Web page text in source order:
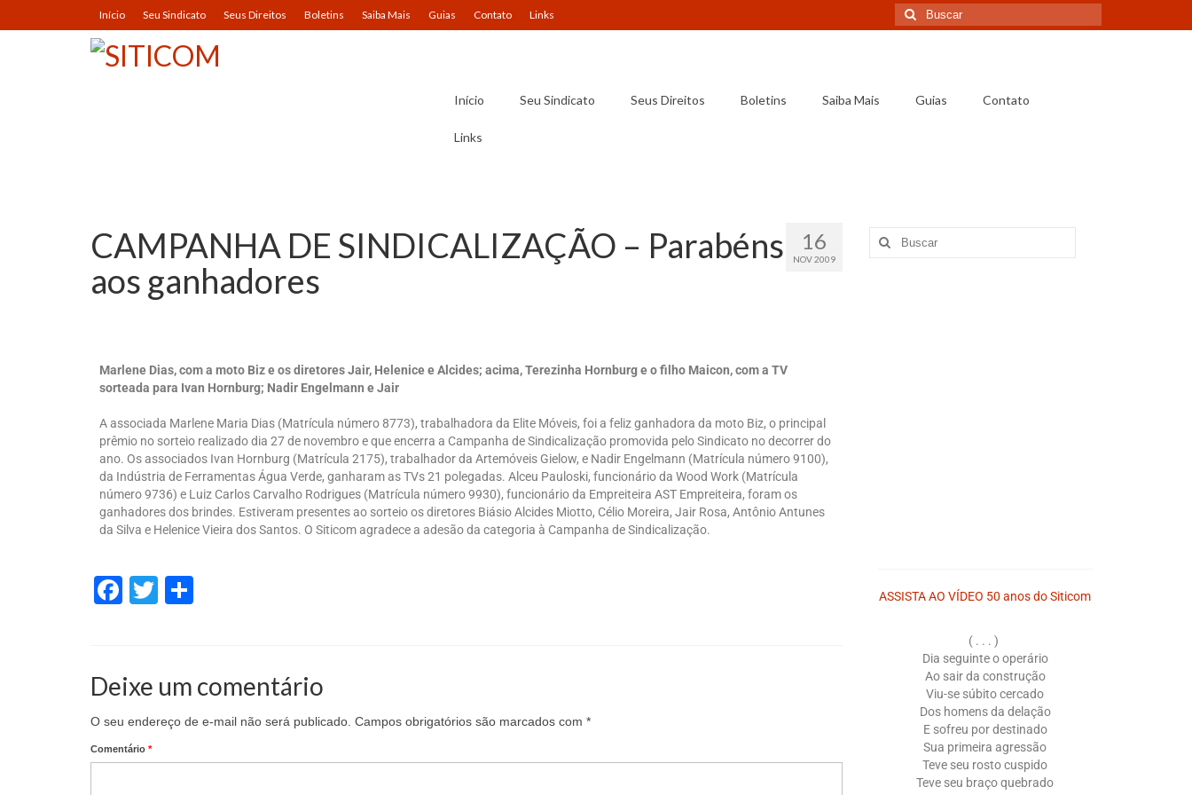
Início Seu Sindicato Seus Direitos Boletins Saiba Mais Guias Contato Links
Início Seu Sindicato Seus Direitos Boletins Saiba Mais Guias Contato
Links
16
NOV 2009
CAMPANHA DE SINDICALIZAÇÃO – Parabéns
aos ganhadores
Marlene Dias, com a moto Biz e os diretores Jair, Helenice e Alcides; acima, Terezinha Hornburg e o filho Maicon, com a TV
sorteada para Ivan Hornburg; Nadir Engelmann e Jair
A associada Marlene Maria Dias (Matrícula número 8773), trabalhadora da Elite Móveis, foi a feliz ganhadora da moto Biz, o principal
prêmio no sorteio realizado dia 27 de novembro e que encerra a Campanha de Sindicalização promovida pelo Sindicato no decorrer do
ano. Os associados Ivan Hornburg (Matrícula 2175), trabalhador da Artemóveis Gielow, e Nadir Engelmann (Matrícula número 9100),
da Indústria de Ferramentas Água Verde, ganharam as TVs 21 polegadas. Alceu Pauloski, funcionário da Wood Work (Matrícula
número 9736) e Luiz Carlos Carvalho Rodrigues (Matrícula número 9930), funcionário da Empreiteira AST Empreiteira, foram os
ganhadores dos brindes. Estiveram presentes ao sorteio os diretores Biásio Alcides Miotto, Célio Moreira, Jair Rosa, Antônio Antunes
da Silva e Helenice Vieira dos Santos. O Siticom agradece a adesão da categoria à Campanha de Sindicalização.
Facebook
Twitter
Deixe um comentário
O seu endereço de e-mail não será publicado. Campos obrigatórios são marcados com *
Comentário *
ASSISTA AO VÍDEO 50 anos do Siticom
( . . . )
Dia seguinte o operário
Ao sair da construção
Viu-se súbito cercado
Dos homens da delação
E sofreu por destinado
Sua primeira agressão
Teve seu rosto cuspido
Teve seu braço quebrado